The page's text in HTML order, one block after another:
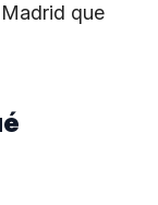
que